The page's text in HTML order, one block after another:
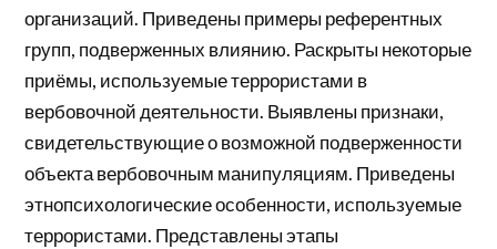
организаций. Приведены примеры референтных
групп, подверженных влиянию. Раскрыты некоторые
приёмы, используемые террористами в
вербовочной деятельности. Выявлены признаки,
свидетельствующие о возможной подверженности
объекта вербовочным манипуляциям. Приведены
этнопсихологические особенности, используемые
террористами. Представлены этапы